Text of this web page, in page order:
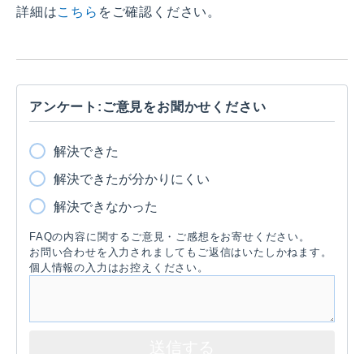
詳細はこちら をご確認ください。
アンケート:ご意見をお聞かせください
解決できた
解決できたが分かりにくい
解決できなかった
FAQの内容に関するご意見・ご感想をお寄せください。
お問い合わせを入力されましてもご返信はいたしかねます。
個人情報の入力はお控えください。